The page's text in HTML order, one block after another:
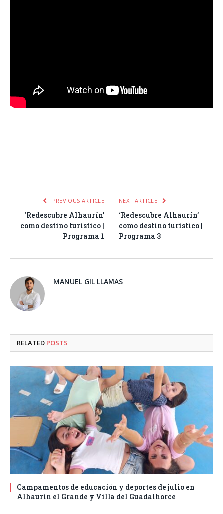
PREVIOUS ARTICLE
‘Redescubre Alhaurín’
como destino turístico |
Programa 1
NEXT ARTICLE
‘Redescubre Alhaurín’
como destino turístico |
Programa 3
MANUEL GIL LLAMAS
RELATED POSTS
Campamentos de educación y deportes de julio en
Alhaurín el Grande y Villa del Guadalhorce